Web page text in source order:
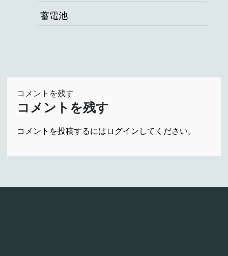
蓄電池
コメントを残す
コメントを残す
コメントを投稿するには ログイン してください。